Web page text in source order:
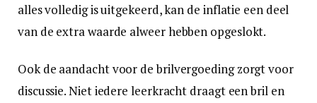
alles volledig is uitgekeerd, kan de inflatie een deel
van de extra waarde alweer hebben opgeslokt.
Ook de aandacht voor de brilvergoeding zorgt voor
discussie. Niet iedere leerkracht draagt een bril en